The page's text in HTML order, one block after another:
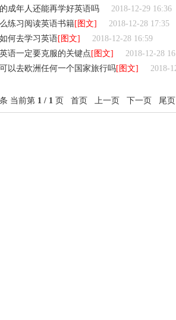
成年人还能再学好英语吗
2018-12-29 16:36
练习阅读英语书籍[图文]
2018-12-28 17:35
何去学习英语[图文]
2018-12-28 16:59
语一定要克服的关键点 [图文]
2018-12-28
以去欧洲任何一个国家旅行吗[图文] 2018-
当前第 1 / 1页 首页 上一页 下一页 尾